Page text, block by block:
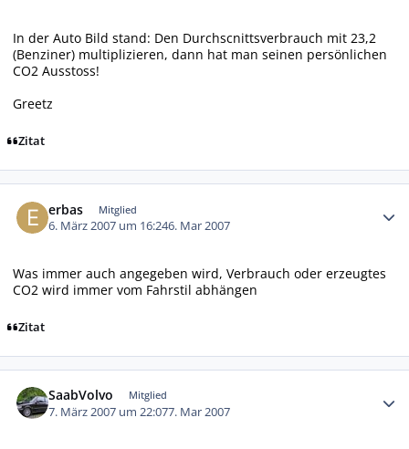
In der Auto Bild stand: Den Durchscnittsverbrauch mit 23,2
(Benziner) multiplizieren, dann hat man seinen persönlichen
CO2 Ausstoss!
Greetz
Zitat
erbas Mitglied
6. März 2007 um 16:246. Mar 2007
Was immer auch angegeben wird, Verbrauch oder erzeugtes
CO2 wird immer vom Fahrstil abhängen
Zitat
SaabVolvo Mitglied
7. März 2007 um 22:077. Mar 2007